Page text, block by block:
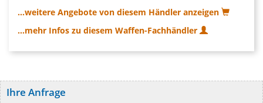
...weitere Angebote von diesem Händler anzeigen
...mehr Infos zu diesem Waffen-Fachhändler
Ihre Anfrage